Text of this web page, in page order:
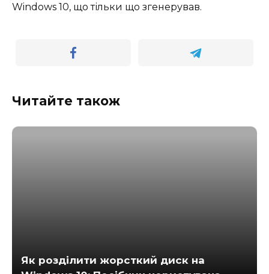
Windows 10, що тільки що згенерував.
Читайте також
Як розділити жорсткий диск на